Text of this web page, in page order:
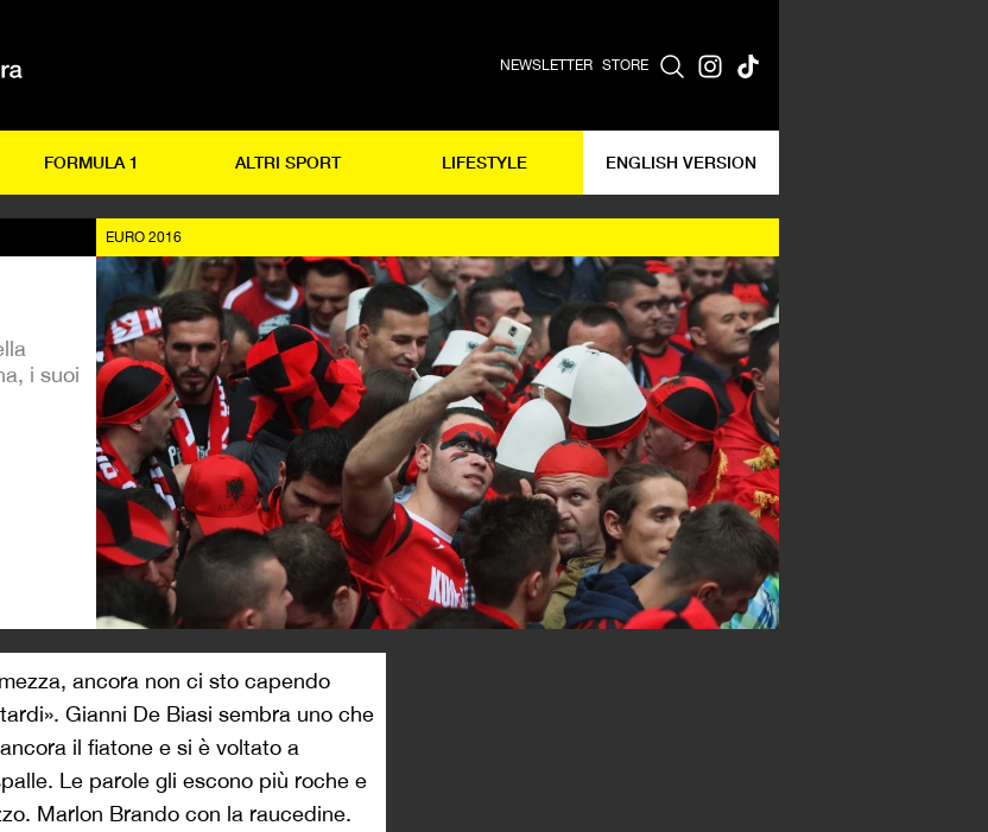
NEWSLETTER STORE
FORMULA 1 ALTRI SPORT LIFESTYLE ENGLISH VERSION
i suoi
EURO 2016
ancora non ci sto capendo
Gianni De Biasi sembra uno che
il fiatone e si è voltato a
Le parole gli escono più roche e
Marlon Brando con la raucedine.